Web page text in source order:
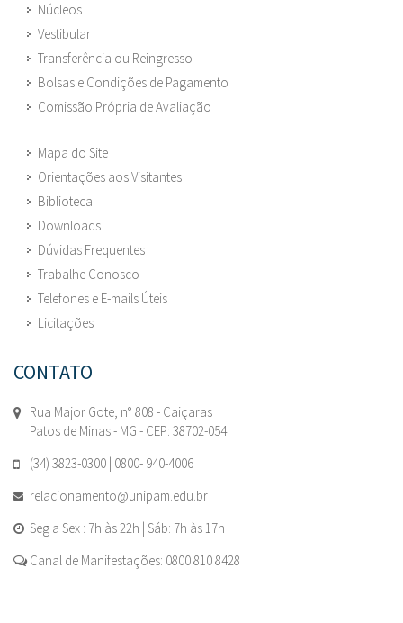
Núcleos
Vestibular
Transferência ou Reingresso
Bolsas e Condições de Pagamento
Comissão Própria de Avaliação
Mapa do Site
Orientações aos Visitantes
Biblioteca
Downloads
Dúvidas Frequentes
Trabalhe Conosco
Telefones e E-mails Úteis
Licitações
CONTATO
Rua Major Gote, n° 808 - Caiçaras
Patos de Minas - MG - CEP: 38702-054.
(34) 3823-0300 | 0800- 940-4006
relacionamento@unipam.edu.br
Seg a Sex : 7h às 22h | Sáb: 7h às 17h
Canal de Manifestações: 0800 810 8428